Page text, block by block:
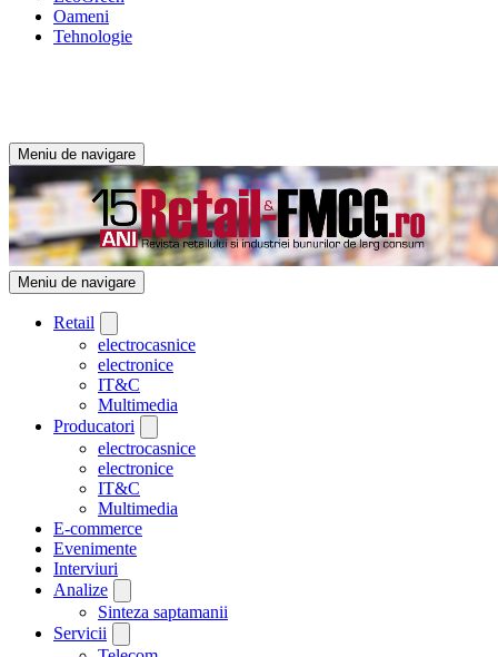
Oameni
Tehnologie
Meniu de navigare
Meniu de navigare
Retail
electrocasnice
electronice
IT&C
Multimedia
Producatori
electrocasnice
electronice
IT&C
Multimedia
E-commerce
Evenimente
Interviuri
Analize
Sinteza saptamanii
Servicii